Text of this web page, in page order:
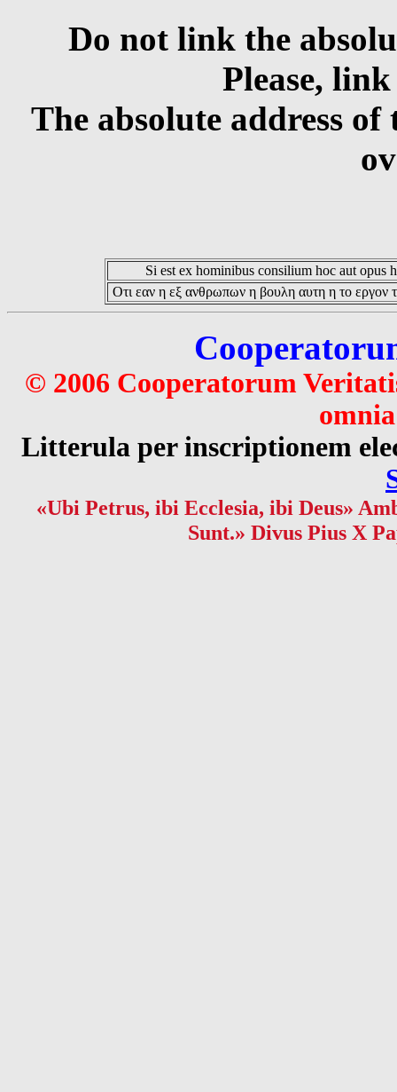
Do not link the
Please,
The absolute address
Si est ex hominibus consilium hoc aut opus
Οτι εαν η εξ ανθρωπων η βουλη αυτη η το εργον
© 2006 Cooperatorum
Litterula per inscriptionem
«Ubi Petrus, ibi Ecclesia, ibi Deus»
Sunt.» Divus Pius X